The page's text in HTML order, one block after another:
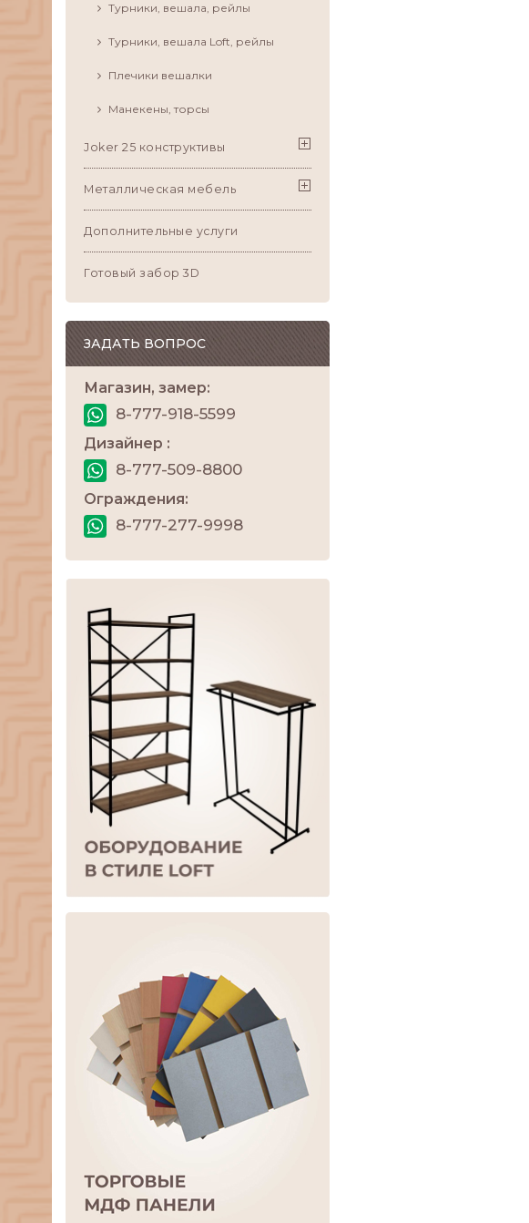
Турники, вешала, рейлы
Турники, вешала Loft, рейлы
Плечики вешалки
Манекены, торсы
Joker 25 конструктивы
Металлическая мебель
Дополнительные услуги
Готовый забор 3D
ЗАДАТЬ ВОПРОС
Магазин, замер:
8-777-918-5599
Дизайнер :
8-777-509-8800
Ограждения:
8-777-277-9998